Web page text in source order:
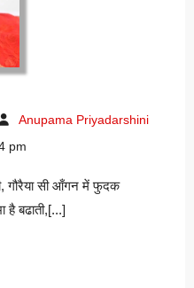
Anupama Priyadarshini
pm
गौरैया सी आँगन में फुदक
बढाती,[...]